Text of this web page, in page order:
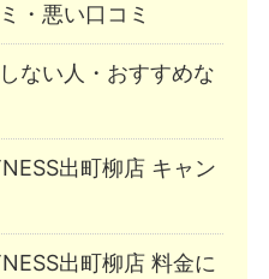
・悪い口コミ
ない人・おすすめな
出町柳店 キャン
出町柳店 料金に